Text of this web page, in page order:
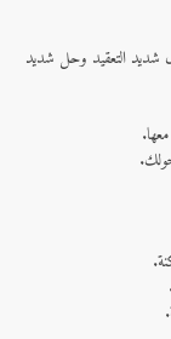
شديد التعقيد وحل شديد